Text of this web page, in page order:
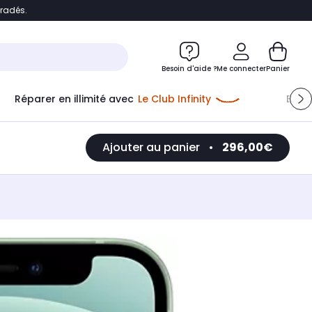
Accéder directement au chatbot
Besoin d'aide ?Me connecterPanier
Réparer en illimité avec Le Club Infinity
Ajouter au panier • 296,00€